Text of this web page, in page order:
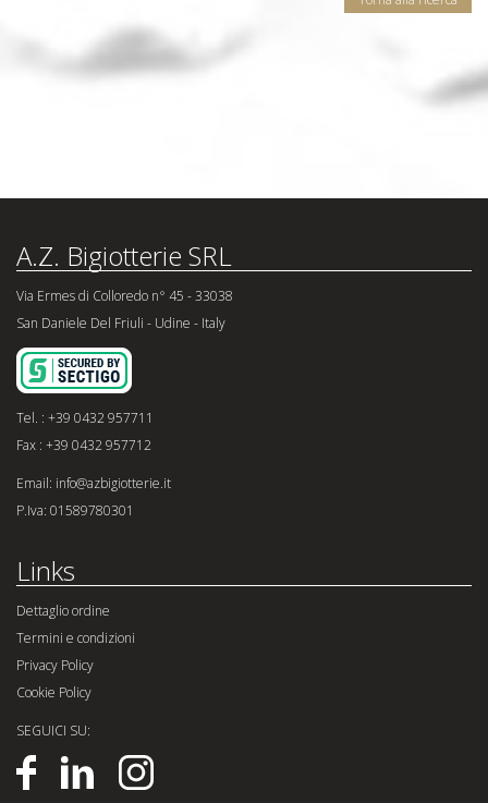
A.Z. Bigiotterie SRL
Via Ermes di Colloredo n° 45 - 33038
San Daniele Del Friuli - Udine - Italy
Tel. : +39 0432 957711
Fax : +39 0432 957712
Email: info@azbigiotterie.it
P.Iva: 01589780301
Links
Dettaglio ordine
Termini e condizioni
Privacy Policy
Cookie Policy
SEGUICI SU: